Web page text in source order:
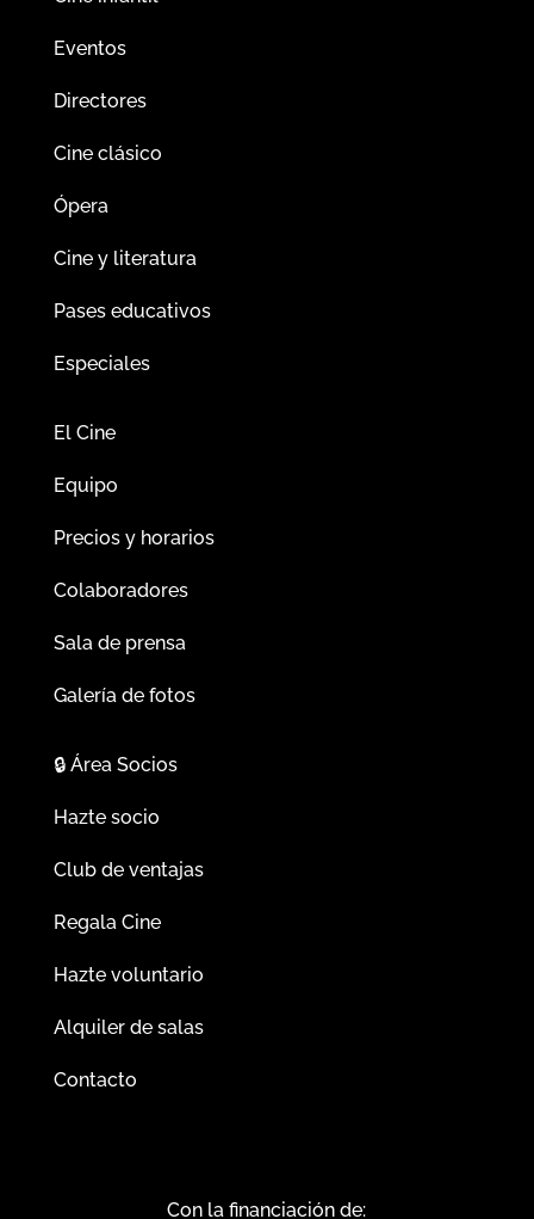
Eventos
Directores
Cine clásico
Ópera
Cine y literatura
Pases educativos
Especiales
El Cine
Equipo
Precios y horarios
Colaboradores
Sala de prensa
Galería de fotos
🔒Área Socios
Hazte socio
Club de ventajas
Regala Cine
Hazte voluntario
Alquiler de salas
Contacto
Con la financiación de: